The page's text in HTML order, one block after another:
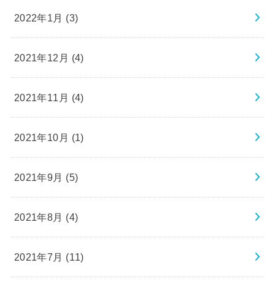
2022年1月 (3)
2021年12月 (4)
2021年11月 (4)
2021年10月 (1)
2021年9月 (5)
2021年8月 (4)
2021年7月 (11)